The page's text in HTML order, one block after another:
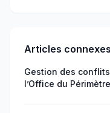
Articles connexes
Gestion des
l’Office du